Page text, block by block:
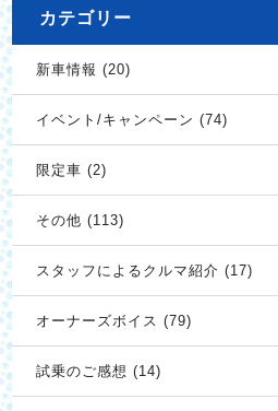
カテゴリー
新車情報 (20)
イベント/キャンペーン (74)
限定車 (2)
その他 (113)
スタッフによるクルマ紹介 (17)
オーナーズボイス (79)
試乗のご感想 (14)